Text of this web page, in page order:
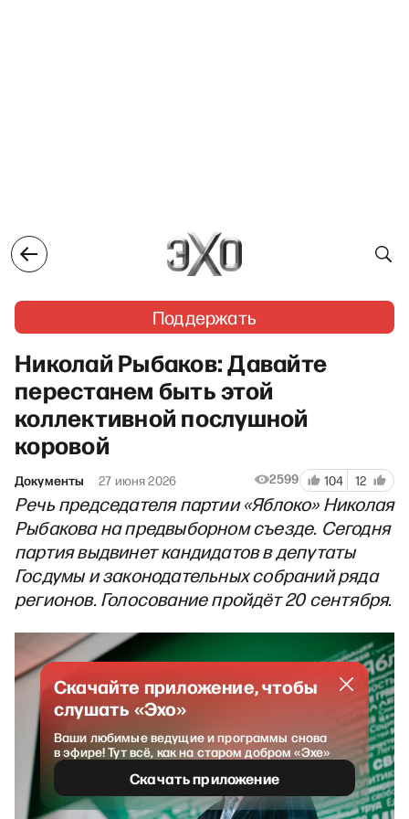
Поддержать
Николай Рыбаков: Давайте
перестанем быть этой
коллективной послушной
коровой
Документы 27 июня 2026 2599 104 12
Речь председателя партии «Яблоко» Николая
Рыбакова на предвыборном съезде. Сегодня
партия выдвинет кандидатов в депутаты
Госдумы и законодательных собраний ряда
регионов. Голосование пройдёт 20 сентября.
Скачайте приложение, чтобы
слушать «Эхо»
Ваши любимые ведущие и программы снова
в эфире! Тут всё, как на старом добром «Эхе»
Скачать приложение